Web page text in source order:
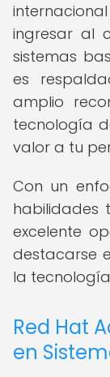
ingresar al
sistemas
es
amplio
tecnología
valor a tu
Con un
habilidades
excelente
destacarse
la
Red Hat
en